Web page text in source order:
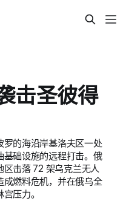
击圣彼得
的海沿岸基洛夫区一处
础设施的远程打击。俄
区击落 72 架乌克兰无人
燃料危机，并在俄乌全
压力。